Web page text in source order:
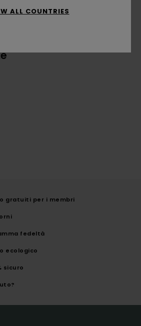
gratuiti per i membri
fedeltà
ecologico
sicuro
ALL COUNTRIES